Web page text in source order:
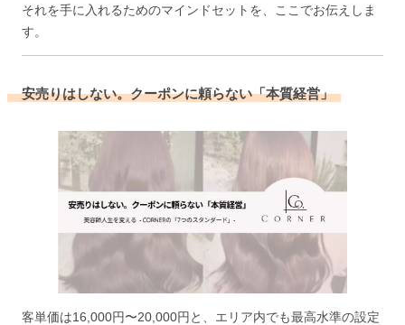
それを手に入れるためのマインドセットを、ここでお伝えしま
す。
安売りはしない。クーポンに頼らない「本質経営」
客単価は16,000円〜20,000円と、エリア内でも最高水準の設定